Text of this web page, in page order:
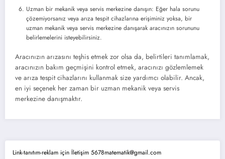
Uzman bir mekanik veya servis merkezine danışın: Eğer hala sorunu
çözemiyorsanız veya arıza tespit cihazlarına erişiminiz yoksa, bir
uzman mekanik veya servis merkezine danışarak aracınızın sorununu
belirlemelerini isteyebilirsiniz.
Aracınızın arızasını teşhis etmek zor olsa da, belirtileri tanımlamak,
aracınızın bakım geçmişini kontrol etmek, aracınızı gözlemlemek
ve arıza tespit cihazlarını kullanmak size yardımcı olabilir. Ancak,
en iyi seçenek her zaman bir uzman mekanik veya servis
merkezine danışmaktır.
Link-tanıtım-reklam için İletişim 5678matematik@gmail.com